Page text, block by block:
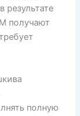
результате
получают
полную